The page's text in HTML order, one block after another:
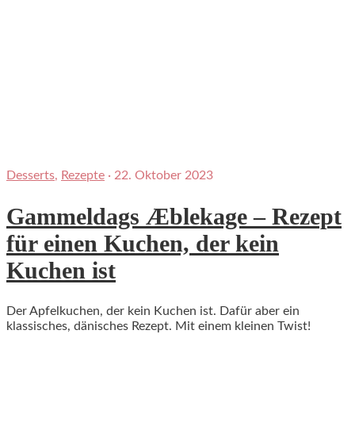
Desserts, Rezepte · 22. Oktober 2023
Gammeldags Æblekage – Rezept
für einen Kuchen, der kein
Kuchen ist
Der Apfelkuchen, der kein Kuchen ist. Dafür aber ein
klassisches, dänisches Rezept. Mit einem kleinen Twist!